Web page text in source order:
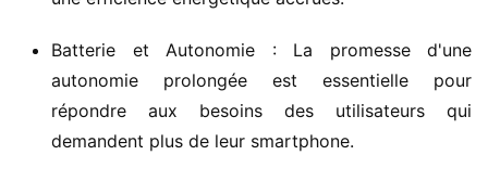
Batterie et Autonomie : La promesse d'une
autonomie prolongée est essentielle pour
répondre aux besoins des utilisateurs qui
demandent plus de leur smartphone.